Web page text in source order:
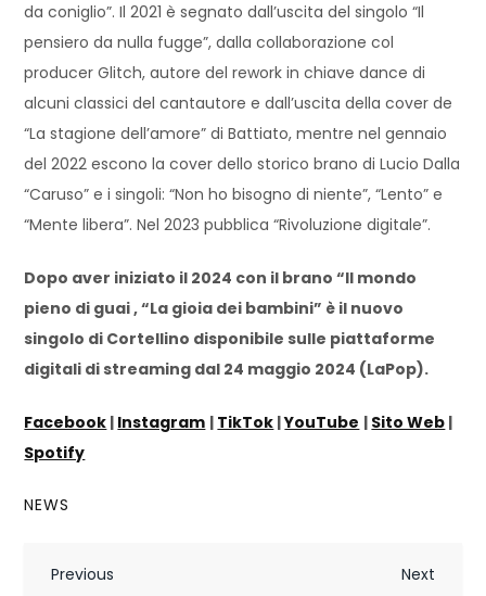
da coniglio”. Il 2021 è segnato dall’uscita del singolo “Il
pensiero da nulla fugge”, dalla collaborazione col
producer Glitch, autore del rework in chiave dance di
alcuni classici del cantautore e dall’uscita della cover de
“La stagione dell’amore” di Battiato, mentre nel gennaio
del 2022 escono la cover dello storico brano di Lucio Dalla
“Caruso” e i singoli: “Non ho bisogno di niente”, “Lento” e
“Mente libera”. Nel 2023 pubblica “Rivoluzione digitale”.
Dopo aver iniziato il 2024 con il brano “Il mondo
pieno di guai , “La gioia dei bambini” è il nuovo
singolo di Cortellino disponibile sulle piattaforme
digitali di streaming dal 24 maggio 2024 (LaPop).
Facebook | Instagram | TikTok |YouTube | Sito Web |
Spotify
NEWS
N
Previous
Previous
Next
Next